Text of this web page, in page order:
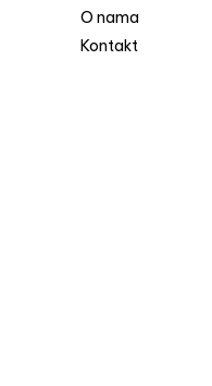
O nama
Kontakt